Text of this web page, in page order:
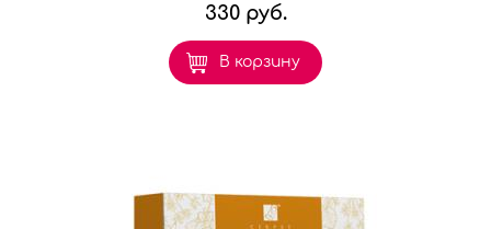
330 руб.
В корзину